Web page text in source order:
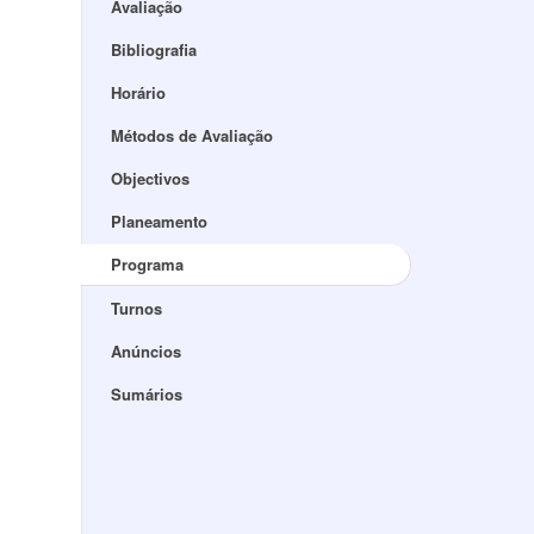
Avaliação
Bibliografia
Horário
Métodos de Avaliação
Objectivos
Planeamento
Programa
Turnos
Anúncios
Sumários